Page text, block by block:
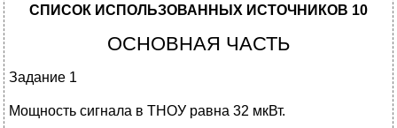
СПИСОК ИСПОЛЬЗОВАННЫХ ИСТОЧНИКОВ 10
ОСНОВНАЯ ЧАСТЬ
Задание 1
Мощность сигнала в ТНОУ равна 32 мкВт.